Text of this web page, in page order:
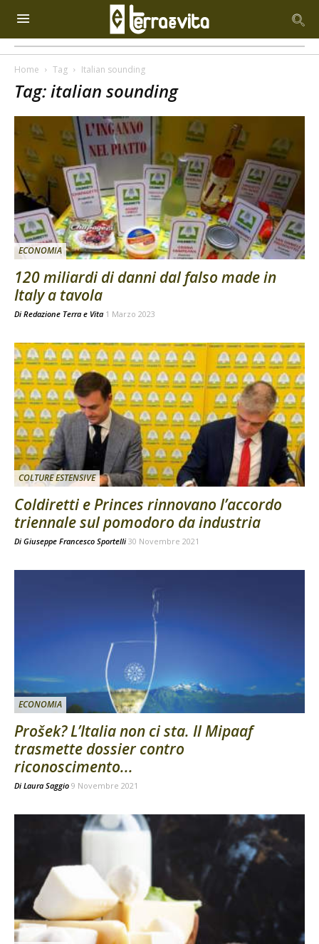
Home Tag Italian sounding
Tag: italian sounding
ECONOMIA
120 miliardi di danni dal falso made in
Italy a tavola
Di Redazione Terra e Vita 1 Marzo 2023
COLTURE ESTENSIVE
Coldiretti e Princes rinnovano l’accordo
triennale sul pomodoro da industria
Di Giuseppe Francesco Sportelli 30 Novembre 2021
ECONOMIA
Prošek? L’Italia non ci sta. Il Mipaaf
trasmette dossier contro
riconoscimento...
Di Laura Saggio 9 Novembre 2021